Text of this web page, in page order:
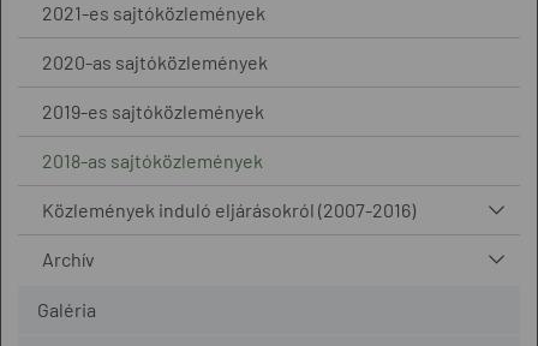
2021-es sajtóközlemények
2020-as sajtóközlemények
2019-es sajtóközlemények
2018-as sajtóközlemények
Közlemények induló eljárásokról (2007-2016)
Archív
Galéria